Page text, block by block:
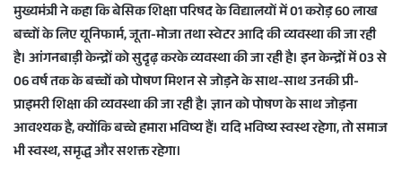
मुख्यमंत्री ने कहा कि बेसिक शिक्षा परिषद के विद्यालयों में 01 करोड़ 60 लाख
बच्चों के लिए यूनिफार्म, जूता-मोजा तथा स्वेटर आदि की व्यवस्था की जा रही
है। आंगनबाड़ी केन्द्रों को सुदृढ़ करके व्यवस्था की जा रही है। इन केन्द्रों में 03 से
06 वर्ष तक के बच्चों को पोषण मिशन से जोड़ने के साथ-साथ उनकी प्री-
प्राइमरी शिक्षा की व्यवस्था की जा रही है। ज्ञान को पोषण के साथ जोड़ना
आवश्यक है, क्योंकि बच्चे हमारा भविष्य हैं। यदि भविष्य स्वस्थ रहेगा, तो समाज
भी स्वस्थ, समृद्ध और सशक्त रहेगा।